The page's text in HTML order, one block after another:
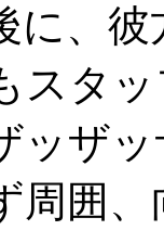
に、
スタ
ッザ
周囲